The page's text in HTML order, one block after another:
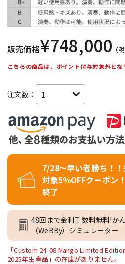
販売価格¥748,000 （
こちらの商品は、ポイント付与対象外とな
注文数：
7/28～早い者勝ち！
対象5％OFFクーポン
終了
48回まで金利手数料無料!か
（WeBBy）シミュレーター
「Custom 24-08 Mango Limited
2025年生産品」の在庫がありません。